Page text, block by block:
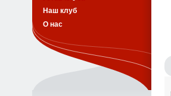
Наш клуб
О нас